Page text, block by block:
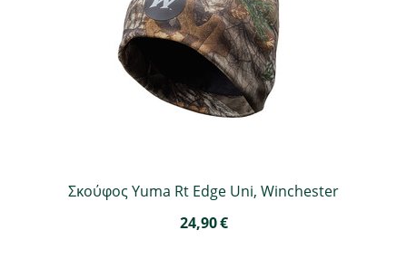
Σκούφος Yuma Rt Edge Uni, Winchester
24,90€